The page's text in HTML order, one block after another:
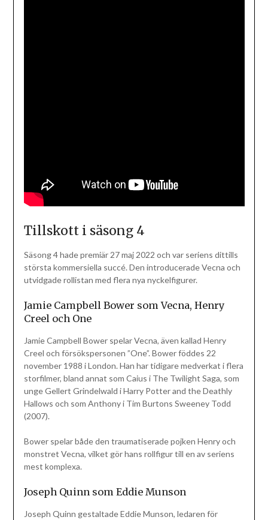
Tillskott i säsong 4
Säsong 4 hade premiär 27 maj 2022 och var seriens dittills
största kommersiella succé. Den introducerade Vecna och
utvidgade rollistan med flera nya nyckelfigurer.
Jamie Campbell Bower som Vecna, Henry
Creel och One
Jamie Campbell Bower spelar Vecna, även kallad Henry
Creel och försökspersonen ”One”. Bower föddes 22
november 1988 i London. Han har tidigare medverkat i flera
storfilmer, bland annat som Caius i The Twilight Saga, som
unge Gellert Grindelwald i Harry Potter and the Deathly
Hallows och som Anthony i Tim Burtons Sweeney Todd
(2007).
Bower spelar både den traumatiserade pojken Henry och
monstret Vecna, vilket gör hans rollfigur till en av seriens
mest komplexa.
Joseph Quinn som Eddie Munson
Joseph Quinn gestaltade Eddie Munson, ledaren för